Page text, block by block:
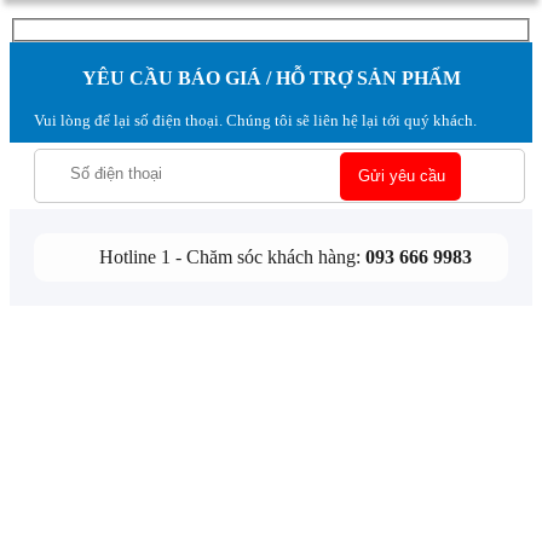
YÊU CẦU BÁO GIÁ / HỖ TRỢ SẢN PHẨM
Vui lòng để lại số điện thoại. Chúng tôi sẽ liên hệ lại tới quý khách.
Hotline 1 - Chăm sóc khách hàng: 093 666 9983